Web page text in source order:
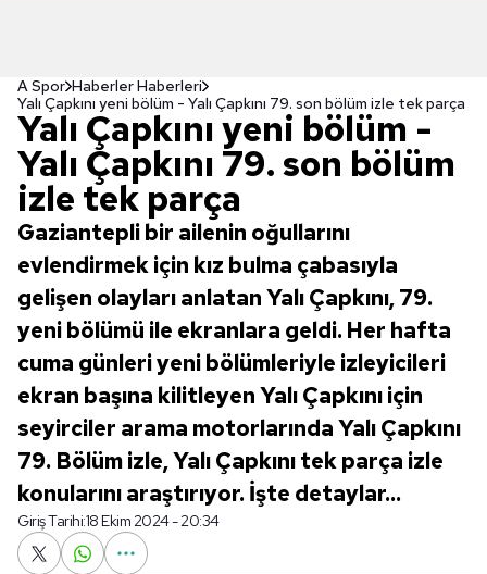
A Spor Haberler Haberleri
Yalı Çapkını yeni bölüm - Yalı Çapkını 79. son bölüm izle tek parça
Yalı Çapkını yeni bölüm -
Yalı Çapkını 79. son bölüm
izle tek parça
Gaziantepli bir ailenin oğullarını
evlendirmek için kız bulma çabasıyla
gelişen olayları anlatan Yalı Çapkını, 79.
yeni bölümü ile ekranlara geldi. Her hafta
cuma günleri yeni bölümleriyle izleyicileri
ekran başına kilitleyen Yalı Çapkını için
seyirciler arama motorlarında Yalı Çapkını
79. Bölüm izle, Yalı Çapkını tek parça izle
konularını araştırıyor. İşte detaylar...
Giriş Tarihi:18 Ekim 2024 - 20:34